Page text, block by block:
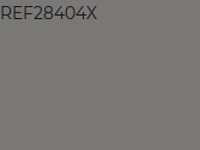
REF28404X